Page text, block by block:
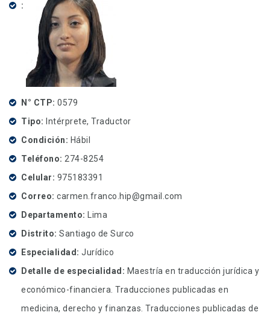
N° CTP 0579
Tipo Intérprete, Traductor
Condición
Hábil
Teléfono
274-8254
Celular
975183391
Correo carmen.franco.hip@gmail.com
Departamento Lima
Distrito Santiago de Surco
Especialidad Jurídico
Detalle de especialidad
Maestría en traducción jurídica y
económico-financiera. Traducciones publicadas en
medicina, derecho y finanzas. Traducciones publicadas de